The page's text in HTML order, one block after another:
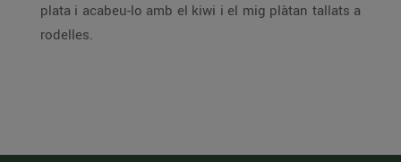
plata i acabeu-lo amb el kiwi i el mig plàtan tallats a
rodelles.